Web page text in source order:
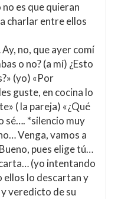
es que quieran
charlar entre ellos
no, que ayer comí
o no? (a mí) ¿Esto
(yo) «Por
guste, en cocina lo
( la pareja) «¿Qué
sé…. *silencio muy
Venga, vamos a
pues elige tú…
(yo intentando
lo descartan y
veredicto de su